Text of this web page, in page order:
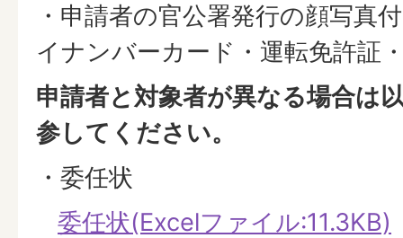
・申請者の官公署発行の顔写真
イナンバーカード・運転免許証
申請者と対象者が異なる場合は
参してください。
・委任状
委任状(Excelファイル:11.3KB)